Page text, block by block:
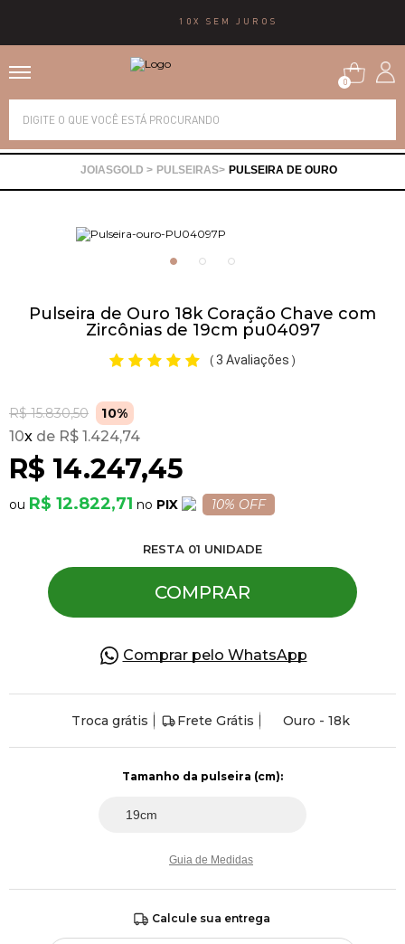
10X SEM JUROS
0
PULSEIRAS PULSEIRA DE OURO
Pulseira de Ouro 18k Coração Chave com
Zircônias de 19cm pu04097
( 3 Avaliações )
R$ 15.830,50 10%
R$ 14.247,45
10x R$ 1.424,74
R$ 12.822,71 PIX 10% OFF
RESTA 01 UNIDADE
COMPRAR
Comprar pelo WhatsApp
Troca grátis Frete Grátis Ouro - 18k
Guia de Medidas
Calcule sua entrega
Alianças
Brincos
Pingentes
Pulseiras
Piercing
Pedras Preciosas
Presente